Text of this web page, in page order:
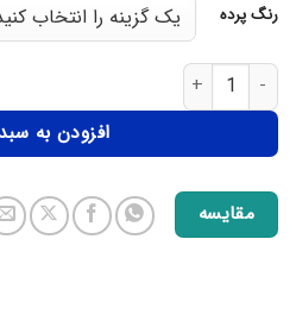
رنگ پرده
افزودن به
مقایسه